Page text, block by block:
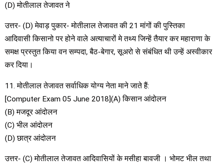
(D) मोतीलाल तेजावत ने
उत्तर- (D) मेवाड़ पुकार- मोतीलाल तेजावत की 21 मांगों की पुस्तिका
आदिवासी किसानो पर होने वाले अत्याचारों मे तथ्य जिन्हें तैयार कर महाराणा के
समक्ष प्रस्तुत किया वन सम्पदा, बैठ-बेगार, सूअरो से संबंधित थी उन्हें अस्वीकार
कर दिया।
11. मोतीलाल तेजावत सर्वाधिक योग्य नेता माने जाते हैं:
[Computer Exam 05 June 2018](A) किसान आंदोलन
(B) मजदूर आंदोलन
(C) भील आंदोलन
(D) छात्र आंदोलन
उत्तर- (C) मोतीलाल तेजावत आदिवासियों के मसीहा बावजी । भोमट भील तथा